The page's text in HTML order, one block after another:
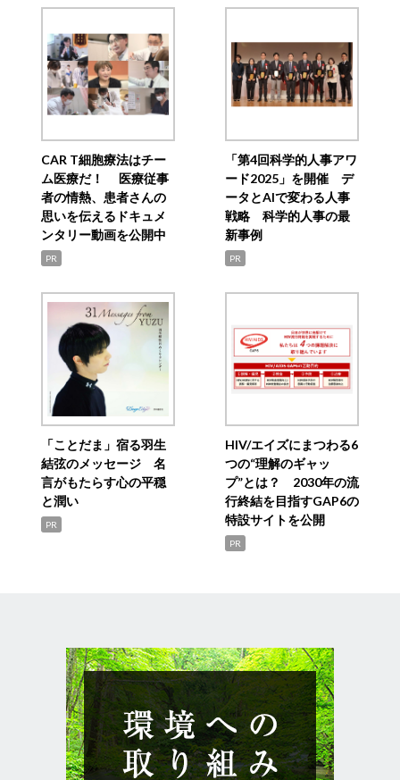
CAR T細胞療法はチー
ム医療だ！ 医療従事
者の情熱、患者さんの
思いを伝えるドキュメ
ンタリー動画を公開中
PR
「第4回科学的人事アワ
ード2025」を開催 デ
ータとAIで変わる人事
戦略 科学的人事の最
新事例
PR
「ことだま」宿る羽生
結弦のメッセージ 名
言がもたらす心の平穏
と潤い
PR
HIV/エイズにまつわる6
つの“理解のギャッ
プ”とは？ 2030年の流
行終結を目指すGAP6の
特設サイトを公開
PR